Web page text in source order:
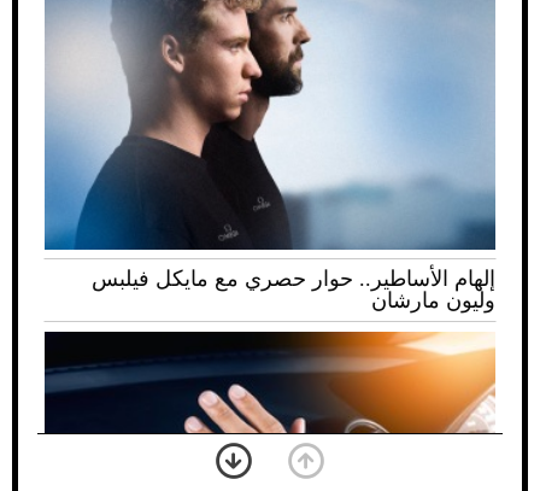
إلهام الأساطير.. حوار حصري مع مايكل فيلبس
وليون مارشان